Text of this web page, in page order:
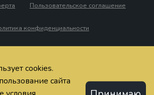
Пользовательское соглашение
конфиденциальности
cookies.
сайта